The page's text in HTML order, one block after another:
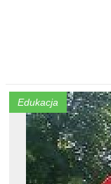
Edukacja